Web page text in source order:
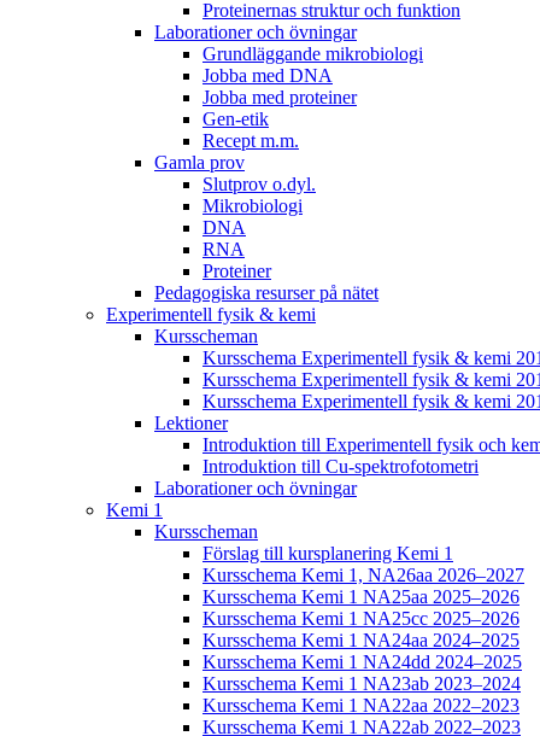
Proteinernas struktur och funktion
Laborationer och övningar
Grundläggande mikrobiologi
Jobba med DNA
Jobba med proteiner
Gen-etik
Recept m.m.
Gamla prov
Slutprov o.dyl.
Mikrobiologi
DNA
RNA
Proteiner
Pedagogiska resurser på nätet
Experimentell fysik & kemi
Kursscheman
Kursschema Experimentell fysik & kemi
Kursschema Experimentell fysik & kemi
Kursschema Experimentell fysik & kemi
Lektioner
Introduktion till Experimentell fysik och
Introduktion till Cu-spektrofotometri
Laborationer och övningar
Kemi 1
Kursscheman
Förslag till kursplanering Kemi 1
Kursschema Kemi 1, NA26aa 2026–2027
Kursschema Kemi 1 NA25aa 2025–2026
Kursschema Kemi 1 NA25cc 2025–2026
Kursschema Kemi 1 NA24aa 2024–2025
Kursschema Kemi 1 NA24dd 2024–2025
Kursschema Kemi 1 NA23ab 2023–2024
Kursschema Kemi 1 NA22aa 2022–2023
Kursschema Kemi 1 NA22ab 2022–2023